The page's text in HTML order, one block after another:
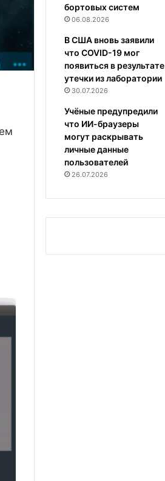
бортовых систем
06.08.2026
В США вновь заявили
что COVID-19 мог
появиться в результате
утечки из лаборатории
30.07.2026
Учёные предупредили
что ИИ-браузеры
могут раскрывать
личные данные
пользователей
26.07.2026